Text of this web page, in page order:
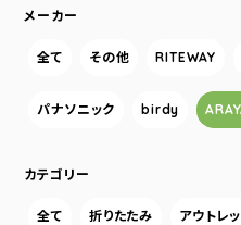
メーカー
全て その他 RITEWAY
パナソニック birdy
カテゴリー
全て 折りたたみ アウトレ